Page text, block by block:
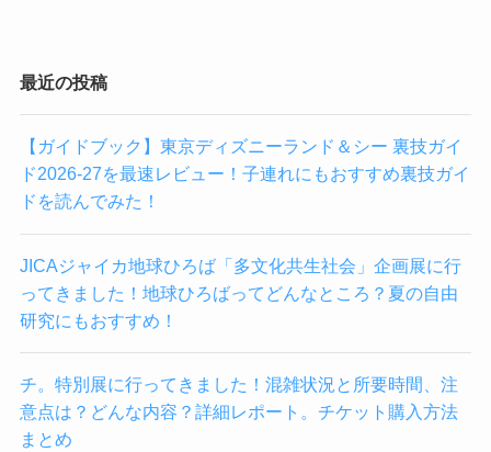
最近の投稿
【ガイドブック】東京ディズニーランド＆シー 裏技ガイ
ド2026-27を最速レビュー！子連れにもおすすめ裏技ガイ
ドを読んでみた！
JICAジャイカ地球ひろば「多文化共生社会」企画展に行
ってきました！地球ひろばってどんなところ？夏の自由
研究にもおすすめ！
チ。特別展に行ってきました！混雑状況と所要時間、注
意点は？どんな内容？詳細レポート。チケット購入方法
まとめ